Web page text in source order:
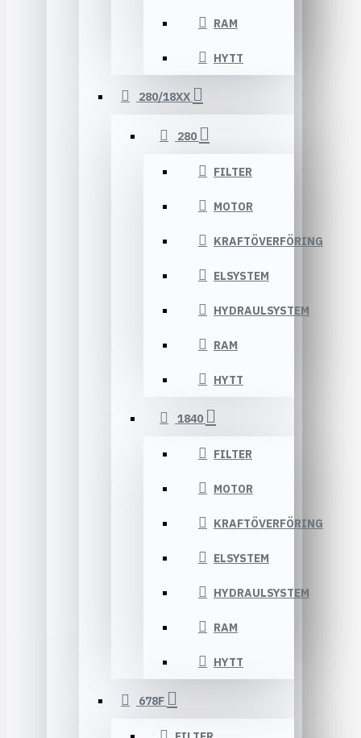
RAM
HYTT
280/18XX
280
FILTER
MOTOR
KRAFTÖVERFÖRING
ELSYSTEM
HYDRAULSYSTEM
RAM
HYTT
1840
FILTER
MOTOR
KRAFTÖVERFÖRING
ELSYSTEM
HYDRAULSYSTEM
RAM
HYTT
678F